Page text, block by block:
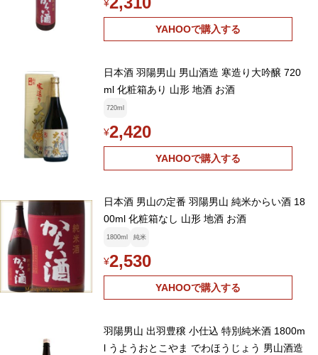
¥
YAHOOで購入する
日本酒 羽陽男山 男山酒造 寒造り大吟醸 720
ml 化粧箱あり 山形 地酒 お酒
720ml
¥2,420
YAHOOで購入する
日本酒 男山の定番 羽陽男山 純米からい酒 18
00ml 化粧箱なし 山形 地酒 お酒
1800ml 純米
¥2,530
YAHOOで購入する
羽陽男山 出羽豊穣 小仕込 特別純米酒 1800m
l うようおとこやま でわほうじょう 男山酒造